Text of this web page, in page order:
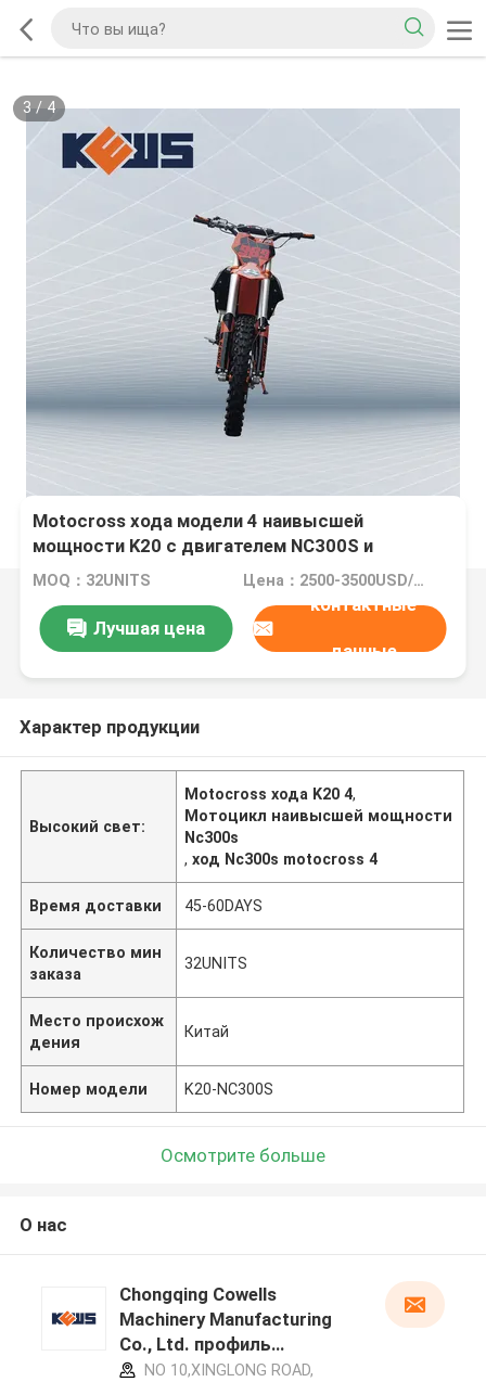
3/4
Motocross хода модели 4 наивысшей
мощности K20 с двигателем NC300S и
карбюратором FCR
MOQ：32UNITS Цена：2500-3500USD/PIECE
Лучшая цена
контактные
данные
Характер продукции
Высокий свет:
Motocross хода K20 4,
Мотоцикл наивысшей мощности
Nc300s
,ход Nc300s motocross 4
Время доставки 45-60DAYS
Количество мин
заказа
32UNITS
Место происхож
дения
Китай
Номер модели K20-NC300S
Осмотрите больше
О нас
Chongqing Cowells
Machinery Manufacturing
Co., Ltd. профиль
производителя
NO 10,XINGLONG ROAD,